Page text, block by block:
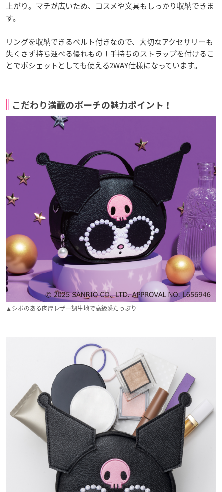
上がり。マチが広いため、コスメや文具もしっかり収納できま
す。
リングを収納できるベルト付きなので、大切なアクセサリーも
失くさず持ち運べる優れもの！手持ちのストラップを付けるこ
とでポシェットとしても使える2WAY仕様になっています。
こだわり満載のポーチの魅力ポイント！
▲シボのある肉厚レザー調生地で高級感たっぷり